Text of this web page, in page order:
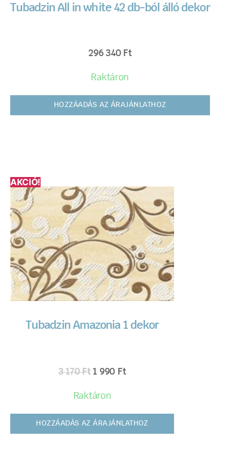
Tubadzin All in white 42 db-ból álló dekor
296 340 Ft
Raktáron
HOZZÁADÁS AZ ÁRAJÁNLATHOZ
AKCIÓ!
Tubadzin Amazonia 1 dekor
3 170Ft 1 990 Ft
Raktáron
HOZZÁADÁS AZ ÁRAJÁNLATHOZ